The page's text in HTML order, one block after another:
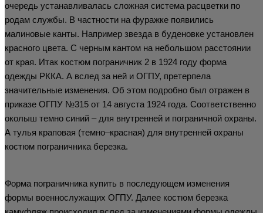
очередь устанавливалась сложная система расцветки по
родам службы. В частности на фуражке появились
малиновые канты. Например звезда в буденовке установлен
красного цвета. С черным кантом на небольшом расстоянии
от края. Итак костюм пограничник 2 в 1924 году форма
одежды РККА. А вслед за ней и ОГПУ, претерпела
значительные изменения. Об этом подробно был отражен в
приказе ОГПУ №315 от 14 августа 1924 года. Соответственно
околыш темно синий – для внутренней и пограничной охраны.
А тулья краповая (темно–красная) для внутренней охраны
костюм пограничника березка.
Форма пограничника купить в последующем изменения
формы военнослужащих ОГПУ. Далее костюм березка